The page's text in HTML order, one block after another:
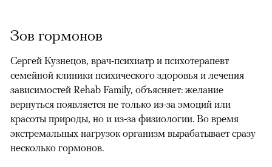
Зов гормонов
Сергей Кузнецов, врач-психиатр и психотерапевт
семейной клиники психического здоровья и лечения
зависимостей Rehab Family, объясняет: желание
вернуться появляется не только из-за эмоций или
красоты природы, но и из-за физиологии. Во время
экстремальных нагрузок организм вырабатывает сразу
несколько гормонов.